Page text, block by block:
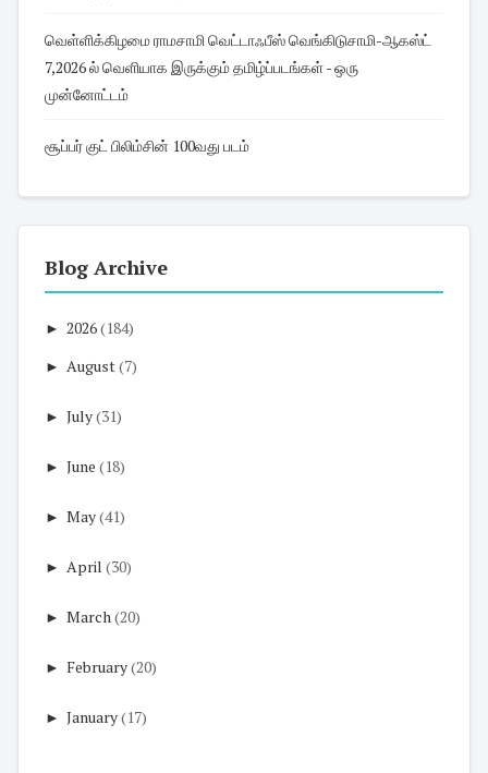
வெள்ளிக்கிழமை ராமசாமி வெட்டாஃபீஸ் வெங்கிடுசாமி-ஆகஸ்ட்
7,2026 ல் வெளியாக இருக்கும் தமிழ்ப்படங்கள் - ஒரு
முன்னோட்டம்
சூப்பர் குட் பிலிம்சின் 100வது படம்
Blog Archive
► 2026(184)
► August(7)
► July(31)
► June (18)
► May(41)
► April (30)
► March(20)
► February(20)
► January(17)